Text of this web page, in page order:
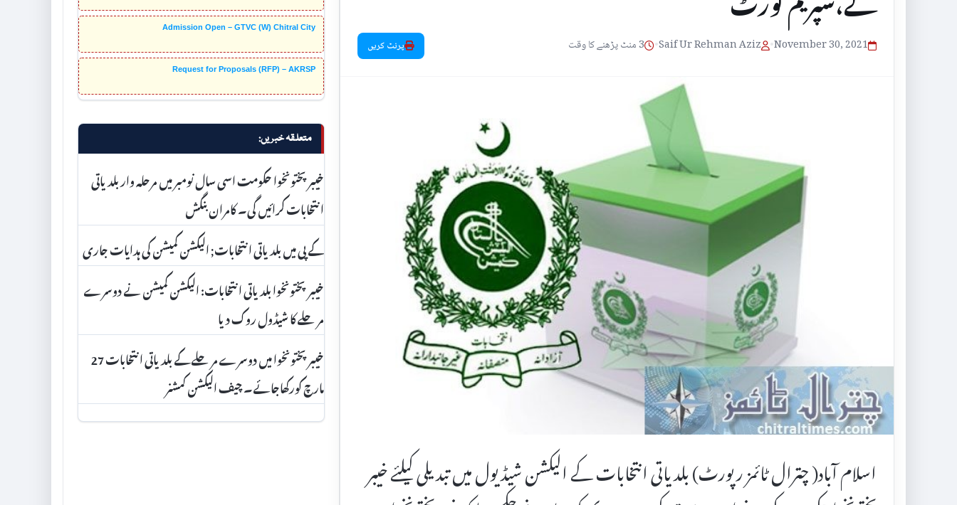
Admission Open – GTVC (W) Chitral City
Request for Proposals (RFP) – AKRSP
متعلقہ خبریں:
خیبر پختونخوا حکومت اسی سال نومبر میں مرحلہ وار بلدیاتی
انتخابات کرائیں گی۔ کامران بنگش
کے پی میں بلدیاتی انتخابات; الیکشن کمیشن کی ہدایات جاری
خیبرپختونخوا بلدیاتی انتخابات: الیکشن کمیشن نے دوسرے
مرحلے کا شیڈول روک دیا
خیبر پختونخوا میں دوسرے مرحلے کے بلدیاتی انتخابات 27
مارچ کورکھاجائے۔ چیف الیکشن کمشنر
November 30, 2021
•
Saif Ur Rehman Aziz
• 3 منٹ پڑھنے کا وقت پرنٹ کریں
اسلام آباد( چترال ٹائمز رپورٹ) بلدیاتی انتخابات کے الیکشن شیڈیول میں تبدیلی کیلئے خیبر